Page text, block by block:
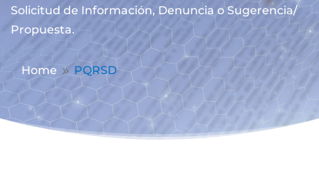
Solicitud de Información, Denuncia o Sugerencia/
Propuesta.
Home 9 PQRSD